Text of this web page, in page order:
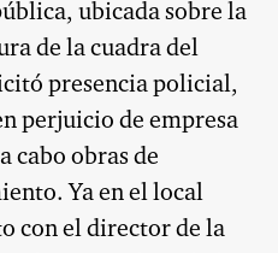
ubicada sobre la
de la cuadra del
presencia policial,
perjuicio de empresa
cabo obras de
Ya en el local
con el director de la